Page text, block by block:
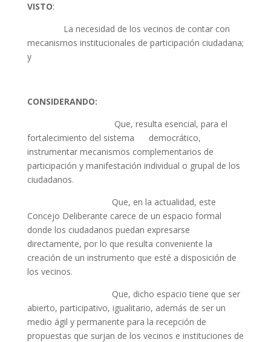
VISTO:
La necesidad de los vecinos de contar con
mecanismos institucionales de participación ciudadana;
y
CONSIDERANDO:
Que, resulta esencial, para el
fortalecimiento del sistema democrático,
instrumentar mecanismos complementarios de
participación y manifestación individual o grupal de los
ciudadanos.
Que, en la actualidad, este
Concejo Deliberante carece de un espacio formal
donde los ciudadanos puedan expresarse
directamente, por lo que resulta conveniente la
creación de un instrumento que esté a disposición de
los vecinos.
Que, dicho espacio tiene que ser
abierto, participativo, igualitario, además de ser un
medio ágil y permanente para la recepción de
propuestas que surjan de los vecinos e instituciones de